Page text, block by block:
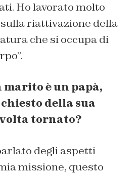
Ho lavorato molto
riattivazione della
che si occupa di
marito è un papà,
della sua
tornato?
degli aspetti
missione, questo